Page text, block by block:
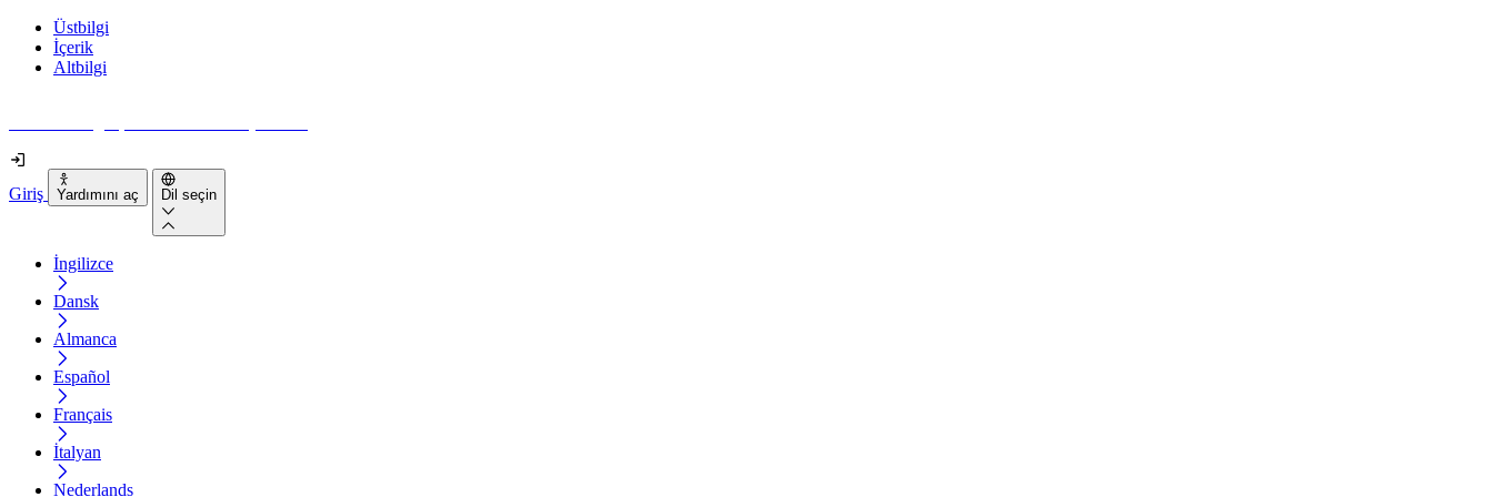
Üstbilgi
İçerik
Altbilgi
Giriş Yardımını aç Dil seçin
İngilizce
Dansk
Almanca
Español
Français
İtalyan
Nederlands